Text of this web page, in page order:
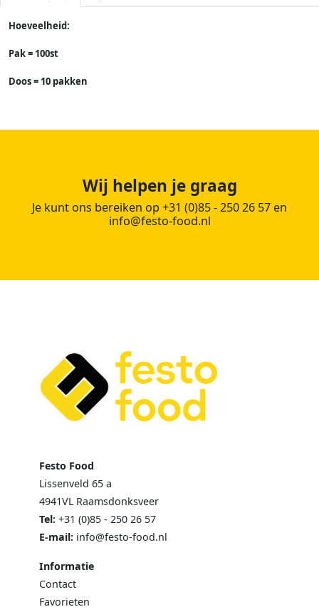
Hoeveelheid:
Pak = 100st
Doos = 10 pakken
Wij helpen je graag
Je kunt ons bereiken op +31 (0)85 - 250 26 57 en
info@festo-food.nl
Festo Food
Lissenveld 65 a
4941VL Raamsdonksveer
Tel: +31 (0)85 - 250 26 57
E-mail: info@festo-food.nl
Informatie
Contact
Favorieten